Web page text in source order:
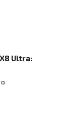
Ultra: